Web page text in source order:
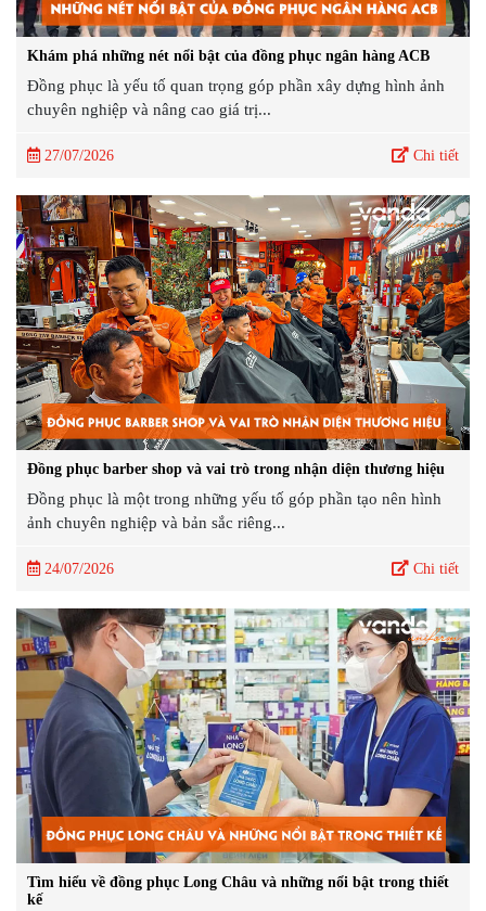
Khám phá những nét nổi bật của đồng phục ngân hàng ACB
Đồng phục là yếu tố quan trọng góp phần xây dựng hình ảnh
chuyên nghiệp và nâng cao giá trị...
27/07/2026 Chi tiết
Đồng phục barber shop và vai trò trong nhận diện thương hiệu
Đồng phục là một trong những yếu tố góp phần tạo nên hình
ảnh chuyên nghiệp và bản sắc riêng...
24/07/2026 Chi tiết
Tìm hiểu về đồng phục Long Châu và những nổi bật trong thiết
kế